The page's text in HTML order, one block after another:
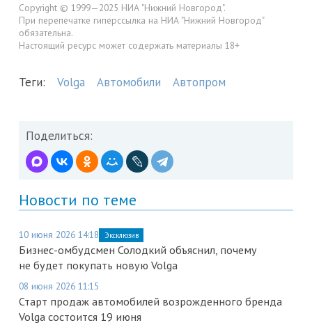
Copyright © 1999—2025 НИА "Нижний Новгород".
При перепечатке гиперссылка на НИА "Нижний Новгород"
обязательна.
Настоящий ресурс может содержать материалы 18+
Теги: Volga Автомобили Автопром
Поделиться:
Новости по теме
10 июня 2026 14:18 Эксклюзив
Бизнес-омбудсмен Солодкий объяснил, почему
не будет покупать новую Volga
08 июня 2026 11:15
Старт продаж автомобилей возрожденного бренда
Volga состоится 19 июня